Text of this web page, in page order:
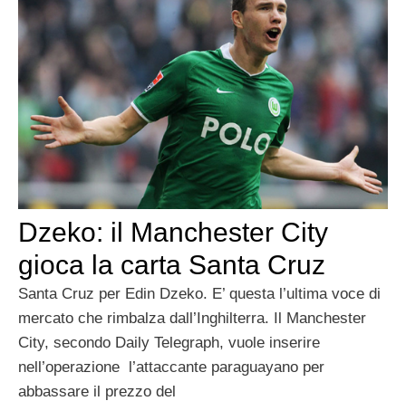
Dzeko: il Manchester City
gioca la carta Santa Cruz
Santa Cruz per Edin Dzeko. E’ questa l’ultima voce di
mercato che rimbalza dall’Inghilterra. Il Manchester
City, secondo Daily Telegraph, vuole inserire
nell’operazione l’attaccante paraguayano per
abbassare il prezzo del